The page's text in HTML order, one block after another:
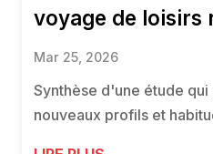
voyage de loisirs
Mar 25, 2026
Synthèse d'une étude
nouveaux profils et